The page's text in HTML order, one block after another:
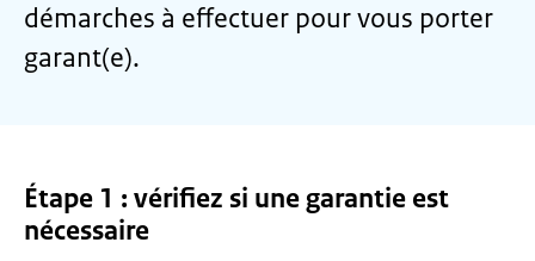
démarches à effectuer pour vous porter
garant(e).
Étape 1 : vérifiez si une garantie est
nécessaire